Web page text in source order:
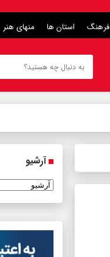
فرهنگ استان ها منهای هنر
آرشیو